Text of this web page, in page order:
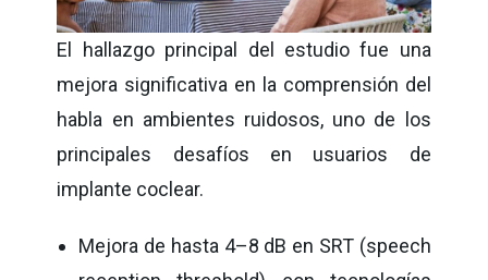
El hallazgo principal del estudio fue una
mejora significativa en la comprensión del
habla en ambientes ruidosos, uno de los
principales desafíos en usuarios de
implante coclear.
Mejora de hasta 4–8 dB en SRT (speech